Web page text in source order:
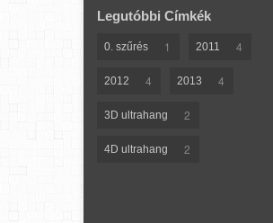
Legutóbbi Címkék
0. szűrés 1 2011 4
2012 4 2013 4
3D ultrahang 2
4D ultrahang 2